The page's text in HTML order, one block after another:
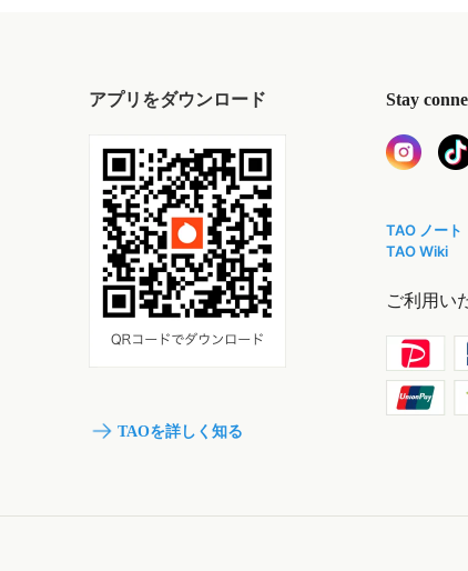
アプリをダウンロード
TAOを詳しく知る
Stay
TAO ノート
TAO Wiki
ご利用い